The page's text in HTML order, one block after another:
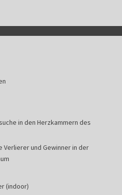
in den Herzkammern des
Verlierer und Gewinner in der
(indoor)